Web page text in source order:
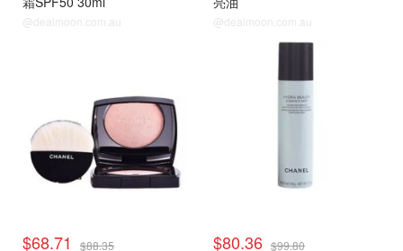
@dealmoon.com.au @dealmoon.com.au
$68.71 $88.35 $80.36 $99.80